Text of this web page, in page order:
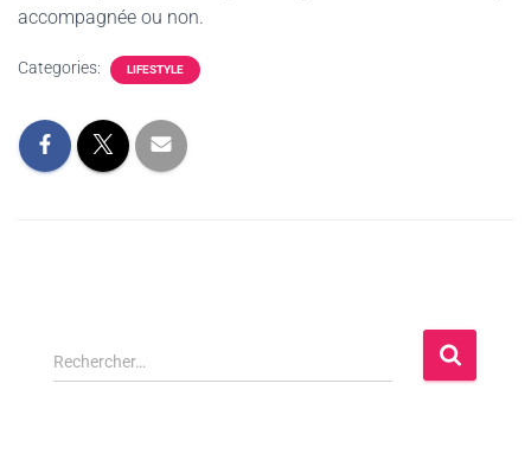
accompagnée ou non.
Categories: LIFESTYLE
Rechercher…